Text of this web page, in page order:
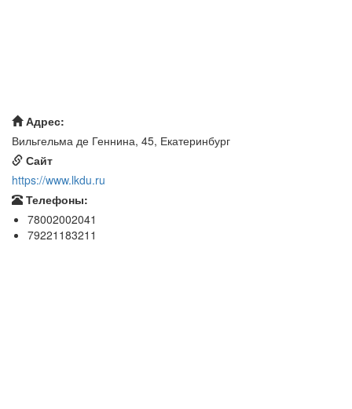
Адрес:
Вильгельма де Геннина, 45, Екатеринбург
Сайт
https://www.lkdu.ru
Телефоны:
78002002041
79221183211